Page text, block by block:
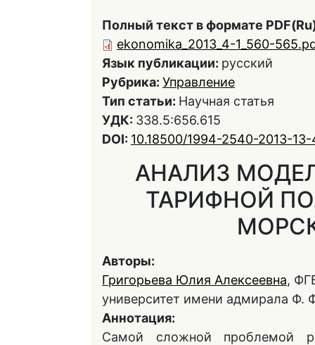
Полный текст в формате
ekonomika_2013_4-1_560-
Язык публикации: русский
Рубрика: Управление
Тип статьи: Научная статья
УДК: 338.5:656.615
DOI: 10.18500/1994-2540-2013-
АНАЛИЗ
ТАРИФНОЙ
Авторы:
Григорьева Юлия Алексеевна,
университет имени адмирала Ф.
Аннотация:
Самой сложной проблемой